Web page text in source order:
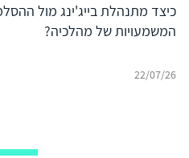
כיצד מתנהלת בייג'ינג מול
המשמעויות של מהלכיה?
22/07/26